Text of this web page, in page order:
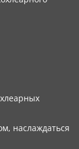
наслаждаться